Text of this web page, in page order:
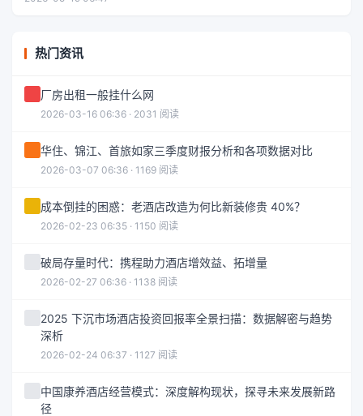
热门资讯
厂房出租一般挂什么网
2026-03-16 06:36 · 2031 阅读
华住、锦江、首旅如家三季度财报分析和各项数据对比
2026-03-07 06:36 · 1169 阅读
成本倒挂的困惑：老酒店改造为何比新装修贵 40%？
2026-02-23 06:35 · 1150 阅读
破局存量时代：携程助力酒店增效益、拓增量
2026-02-27 06:36 · 1138 阅读
2025 下沉市场酒店投资回报率全景扫描：数据解密与趋势
深析
2026-02-24 06:37 · 1127 阅读
中国康养酒店经营模式：深度解构现状，探寻未来发展新路
径